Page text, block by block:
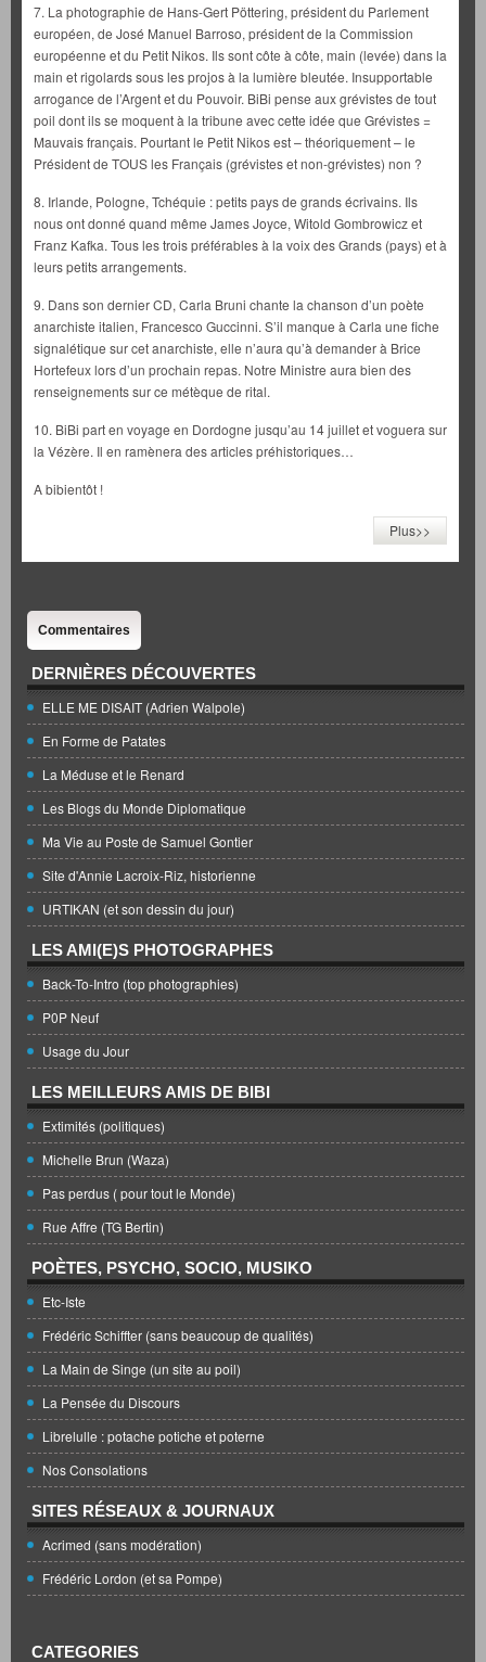
7. La photographie de Hans-Gert Pöttering, président du Parlement
européen, de José Manuel Barroso, président de la Commission
européenne et du Petit Nikos. Ils sont côte à côte, main (levée) dans la
main et rigolards sous les projos à la lumière bleutée. Insupportable
arrogance de l’Argent et du Pouvoir. BiBi pense aux grévistes de tout
poil dont ils se moquent à la tribune avec cette idée que Grévistes =
Mauvais français. Pourtant le Petit Nikos est – théoriquement – le
Président de TOUS les Français (grévistes et non-grévistes) non ?
8. Irlande, Pologne, Tchéquie : petits pays de grands écrivains. Ils
nous ont donné quand même James Joyce, Witold Gombrowicz et
Franz Kafka. Tous les trois préférables à la voix des Grands (pays) et à
leurs petits arrangements.
9. Dans son dernier CD, Carla Bruni chante la chanson d’un poète
anarchiste italien, Francesco Guccinni. S’il manque à Carla une fiche
signalétique sur cet anarchiste, elle n’aura qu’à demander à Brice
Hortefeux lors d’un prochain repas. Notre Ministre aura bien des
renseignements sur ce métèque de rital.
10. BiBi part en voyage en Dordogne jusqu’au 14 juillet et voguera sur
la Vézère. Il en ramènera des articles préhistoriques…
A bibientôt !
Plus>>
Commentaires
DERNIÈRES DÉCOUVERTES
ELLE ME DISAIT (Adrien Walpole)
En Forme de Patates
La Méduse et le Renard
Les Blogs du Monde Diplomatique
Ma Vie au Poste de Samuel Gontier
Site d'Annie Lacroix-Riz, historienne
URTIKAN (et son dessin du jour)
LES AMI(E)S PHOTOGRAPHES
Back-To-Intro (top photographies)
P0P Neuf
Usage du Jour
LES MEILLEURS AMIS DE BIBI
Extimités (politiques)
Michelle Brun (Waza)
Pas perdus ( pour tout le Monde)
Rue Affre (TG Bertin)
POÈTES, PSYCHO, SOCIO, MUSIKO
Etc-Iste
Frédéric Schiffter (sans beaucoup de qualités)
La Main de Singe (un site au poil)
La Pensée du Discours
Librelulle : potache potiche et poterne
Nos Consolations
SITES RÉSEAUX & JOURNAUX
Acrimed (sans modération)
Frédéric Lordon (et sa Pompe)
CATEGORIES